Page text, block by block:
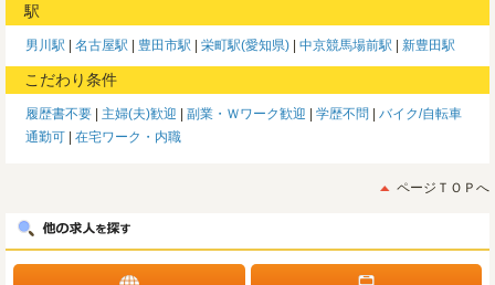
駅
男川駅 名古屋駅 豊田市駅 栄町駅(愛知県) 中京競馬場前駅 新豊田駅
こだわり条件
履歴書不要 主婦(夫)歓迎 副業・Ｗワーク歓迎 学歴不問
バイク/自転車
通勤可
在宅ワーク・内職
ページＴＯＰへ